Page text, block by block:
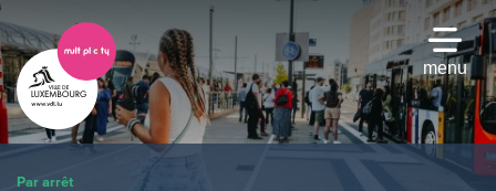
Passer
au
contenu
principal
menu
Par arrêt